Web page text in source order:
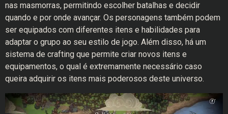
nas masmorras, permitindo escolher batalhas e decidir
quando e por onde avançar. Os personagens também podem
ser equipados com diferentes itens e habilidades para
adaptar o grupo ao seu estilo de jogo. Além disso, há um
sistema de crafting que permite criar novos itens e
equipamentos, o qual é extremamente necessário caso
queira adquirir os itens mais poderosos deste universo.